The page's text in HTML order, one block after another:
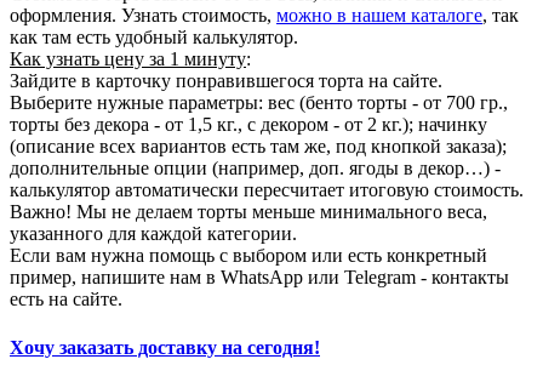
оформления. Узнать стоимость, можно в нашем каталоге, так
как там есть удобный калькулятор.
Как узнать цену за 1 минуту:
Зайдите в карточку понравившегося торта на сайте.
Выберите нужные параметры: вес (бенто торты - от 700 гр.,
торты без декора - от 1,5 кг., с декором - от 2 кг.); начинку
(описание всех вариантов есть там же, под кнопкой заказа);
дополнительные опции (например, доп. ягоды в декор…) -
калькулятор автоматически пересчитает итоговую стоимость.
Важно! Мы не делаем торты меньше минимального веса,
указанного для каждой категории.
Если вам нужна помощь с выбором или есть конкретный
пример, напишите нам в WhatsApp или Telegram - контакты
есть на сайте.
Хочу заказать доставку на сегодня!